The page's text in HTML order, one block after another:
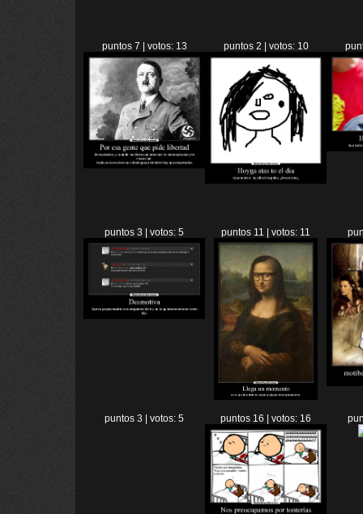
puntos 7 | votos: 13 puntos 2 | votos: 10
puntos 3 | votos: 5 puntos 11 | votos: 11
puntos 3 | votos: 5 puntos 16 | votos: 16